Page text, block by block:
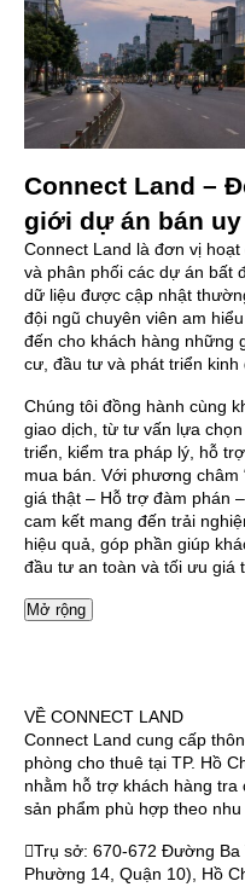
Connect Land –
giới dự án bán uy
Connect Land là đơn vị
và phân phối các dự án bất
dữ liệu được cập nhật
đội ngũ chuyên viên am
đến cho khách hàng những
cư, đầu tư và phát triển kinh
Chúng tôi đồng hành cùng
giao dịch, từ tư vấn lựa
triển, kiểm tra pháp lý, hỗ
mua bán. Với phương châm
giá thật – Hỗ trợ đàm phán
cam kết mang đến trải
hiệu quả, góp phần giúp
đầu tư an toàn và tối ưu giá
Mở rộng
VỀ CONNECT LAND
Connect Land cung cấp
phòng cho thuê tại TP. Hồ
nhằm hỗ trợ khách hàng
sản phẩm phù hợp theo nhu
Trụ sở: 670-672 Đường Ba
Phường 14, Quận 10), Hồ